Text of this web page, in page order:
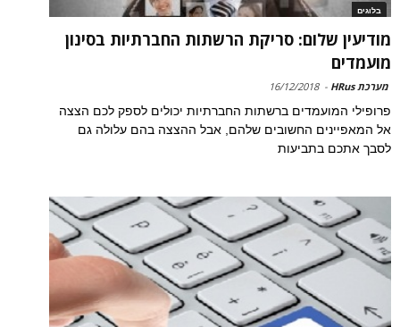
בלוגים
מודיעין שלום: סריקת הרשתות החברתיות בסינון
מועמדים
מערכת HRus -
16/12/2018
פרופילי המועמדים ברשתות החברתיות יכולים לספק לכם הצצה
אל המאפיינים החשובים שלהם, אבל ההצצה בהם עלולה גם
לסבך אתכם בתביעות